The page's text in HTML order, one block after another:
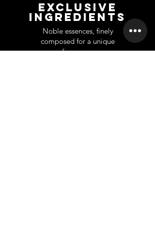
EXCLUSIVE
INGREDIENTS
Noble essences, finely
composed for a unique
fragrance.